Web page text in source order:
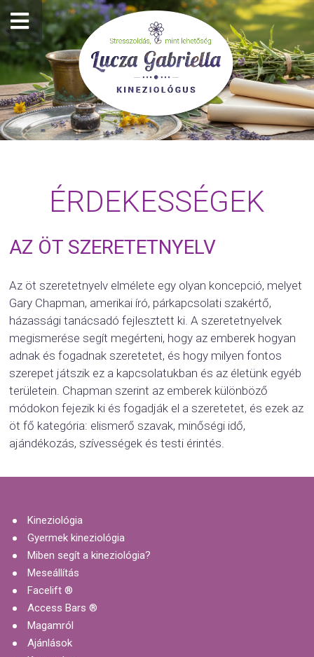
ÉRDEKESSÉGEK
AZ ÖT SZERETETNYELV
Az öt szeretetnyelv elmélete egy olyan koncepció, melyet
Gary Chapman, amerikai író, párkapcsolati szakértő,
házassági tanácsadó fejlesztett ki. A szeretetnyelvek
megismerése segít megérteni, hogy az emberek hogyan
adnak és fogadnak szeretetet, és hogy milyen fontos
szerepet játszik ez a kapcsolatukban és az életünk egyéb
területein. Chapman szerint az emberek különböző
módokon fejezik ki és fogadják el a szeretetet, és ezek az
öt fő kategória: elismerő szavak, minőségi idő,
ajándékozás, szívességek és testi érintés.
Kineziológia
Gyermek kineziológia
Miben segít a kineziológia?
Meseállítás
Facelift ®
Access Bars ®
Magamról
Ajánlások